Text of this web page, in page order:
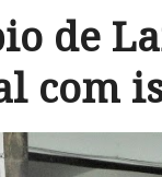
de
com